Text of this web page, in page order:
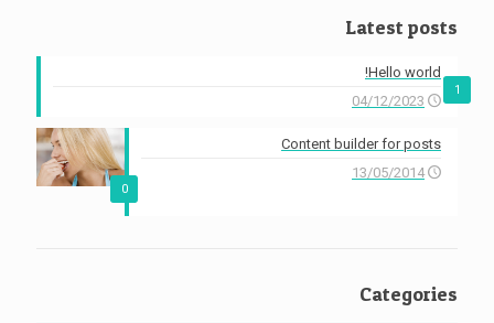
Latest posts
1
Hello world!
04/12/2023
0
Content builder for posts
13/05/2014
Categories